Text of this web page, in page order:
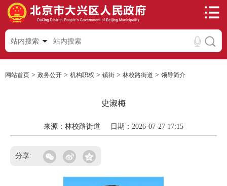
站内搜索
网站首页 > 政务公开 > 机构职权 > 镇街 > 林校路街道 > 领导简介
史淑梅
来源：林校路街道 日期：2026-07-27 17:15
分享: